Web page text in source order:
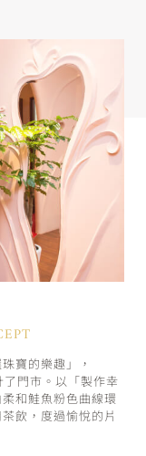
寶的樂趣」，
門市。以「製作幸
和鮭魚粉色曲線環
飲，度過愉悅的片